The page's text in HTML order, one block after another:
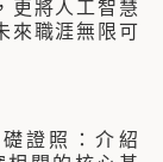
更將人工智慧
來職涯無限可
證照：介紹